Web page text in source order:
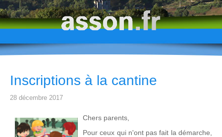
HISTOIRE
Inscriptions à la cantine
28 décembre 2017
Chers parents,
Pour ceux qui n'ont pas fait la démarche,